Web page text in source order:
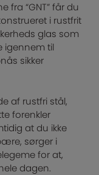
fra “GNT” får du
i rustfrit
glas som
igennem til
sikker
af rustfri stål,
forenkler
at du ikke
sørger i
for at,
dagen.